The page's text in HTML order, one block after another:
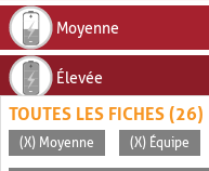
Moyenne
Élevée
TOUTES LES FICHES (26)
(X) Moyenne (X) Équipe